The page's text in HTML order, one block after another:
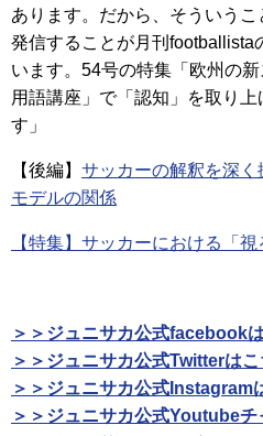
あります。だから、そういう
発信することが月刊footballista
います。54号の特集「欧州の
用語講座」で「認知」を取り
す」
【後編】 サッカーの解釈を深
モデルの関係
【特集】サッカーにおける「
＞＞ジュニサカ公式facebook
＞＞ジュニサカ公式Twitterはこ
＞＞ジュニサカ公式Instagram
＞＞ジュニサカ公式Youtubeチ